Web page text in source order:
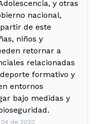
y otras
nacional,
de este
niños y
retornar a
relacionadas
formativo y
entornos
bajo medidas y
de 2020